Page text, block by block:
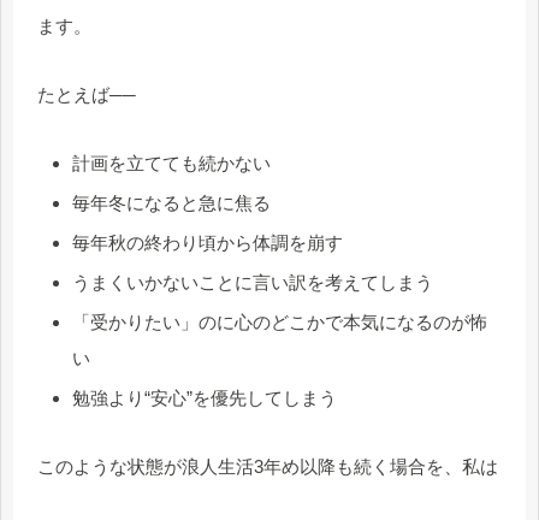
ます。
たとえば──
計画を立てても続かない
毎年冬になると急に焦る
毎年秋の終わり頃から体調を崩す
うまくいかないことに言い訳を考えてしまう
「受かりたい」のに心のどこかで本気になるのが怖
い
勉強より“安心”を優先してしまう
このような状態が浪人生活3年め以降も続く場合を、私は